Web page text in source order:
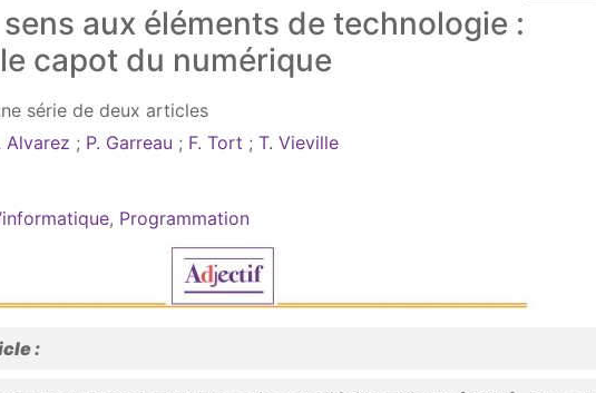
aux éléments de technologie :
capot du numérique
série de deux articles
Alvarez ; P. Garreau ; F. Tort ;T. Vieville
, Programmation
: